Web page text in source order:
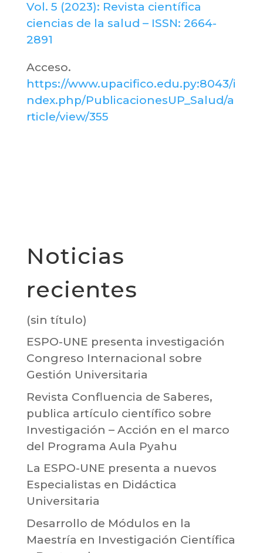
Vol. 5 (2023): Revista científica
ciencias de la salud – ISSN: 2664-
2891
Acceso.
https://www.upacifico.edu.py:8043/i
ndex.php/PublicacionesUP_Salud/a
rticle/view/355
Noticias
recientes
(sin título)
ESPO-UNE presenta investigación
Congreso Internacional sobre
Gestión Universitaria
Revista Confluencia de Saberes,
publica artículo científico sobre
Investigación – Acción en el marco
del Programa Aula Pyahu
La ESPO-UNE presenta a nuevos
Especialistas en Didáctica
Universitaria
Desarrollo de Módulos en la
Maestría en Investigación Científica